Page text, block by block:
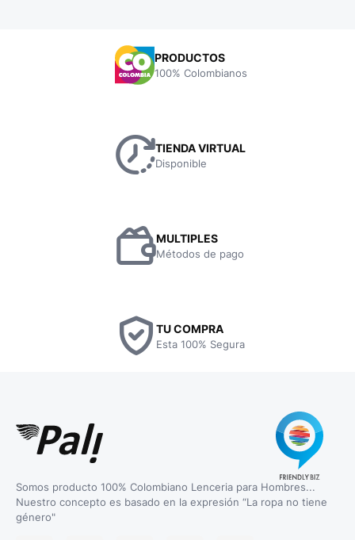
PRODUCTOS
100% Colombianos
TIENDA VIRTUAL
Disponible
MULTIPLES
Métodos de pago
TU COMPRA
Esta 100% Segura
Somos producto 100% Colombiano Lenceria para Hombres...
Nuestro concepto es basado en la expresión “La ropa no tiene
género"